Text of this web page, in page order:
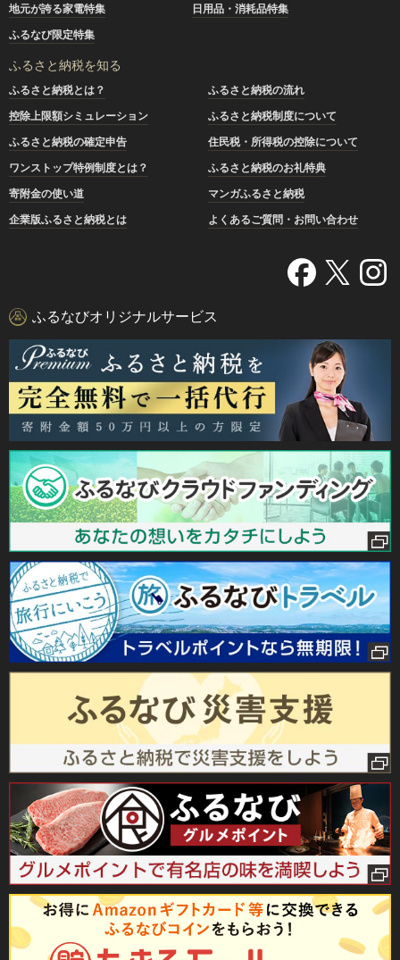
地元が誇る家電特集
日用品・消耗品特集
ふるなび限定特集
ふるさと納税を知る
ふるさと納税とは？
ふるさと納税の流れ
控除上限額シミュレーション
ふるさと納税制度について
ふるさと納税の確定申告
住民税・所得税の控除について
ワンストップ特例制度とは？
ふるさと納税のお礼特典
寄附金の使い道
マンガふるさと納税
企業版ふるさと納税とは
よくあるご質問・お問い合わせ
ふるなびオリジナルサービス